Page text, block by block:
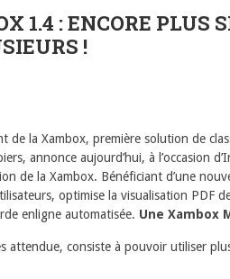
1.4 : ENCORE PLUS
!
de la Xambox, première solution de
annonce aujourd’hui, à l’occasion
de la Xambox. Bénéficiant d’une
optimise la visualisation PDF
enligne automatisée. Une Xambox
consiste à pouvoir utiliser